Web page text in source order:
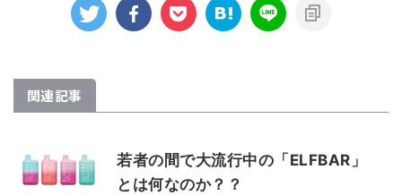
関連記事
若者の間で大流行中の「ELFBAR」
とは何なのか？？